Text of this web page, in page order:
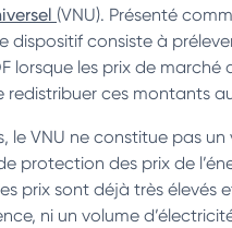
(VNU). Présenté
dispositif consiste à
lorsque les prix de
redistribuer ces montants
le VNU ne constitue pas
protection des prix de
prix sont déjà très élevés
ni un volume